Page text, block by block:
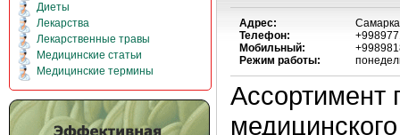
Диеты
Лекарства
Лекарственные травы
Медицинские статьи
Медицинские термины
Адрес:
Телефон:
Мобильный:
Режим работы:
Ассортимент